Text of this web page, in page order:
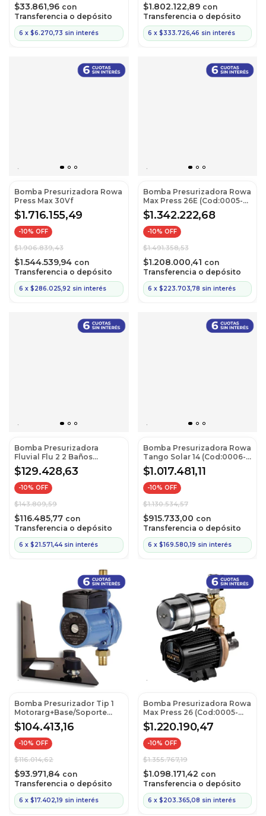
$33.861,96 con
Transferencia o depósito
6 x $6.270,73 sin interés
$1.802.122,89 con
Transferencia o depósito
6 x $333.726,46 sin interés
Bomba Presurizadora Rowa
Press Max 30Vf
$1.716.155,49
-10% OFF
$1.906.839,43
$1.544.539,94 con
Transferencia o depósito
6 x $286.025,92 sin interés
Bomba Presurizadora Rowa
Max Press 26E (Cod:0005-
0595)
$1.342.222,68
-10% OFF
$1.491.358,53
$1.208.000,41 con
Transferencia o depósito
6 x $223.703,78 sin interés
Bomba Presurizadora
Fluvial Flu 2 2 Baños
(Cod:114101)
$129.428,63
-10% OFF
$143.809,59
$116.485,77 con
Transferencia o depósito
6 x $21.571,44 sin interés
Bomba Presurizadora Rowa
Tango Solar 14 (Cod:0006-
0109)
$1.017.481,11
-10% OFF
$1.130.534,57
$915.733,00 con
Transferencia o depósito
6 x $169.580,19 sin interés
Bomba Presurizador Tip 1
Motorarg+Base/Soporte
Antivib.
$104.413,16
-10% OFF
$116.014,62
$93.971,84 con
Transferencia o depósito
6 x $17.402,19 sin interés
Bomba Presurizadora Rowa
Max Press 26 (Cod:0005-
0265)
$1.220.190,47
-10% OFF
$1.355.767,19
$1.098.171,42 con
Transferencia o depósito
6 x $203.365,08 sin interés